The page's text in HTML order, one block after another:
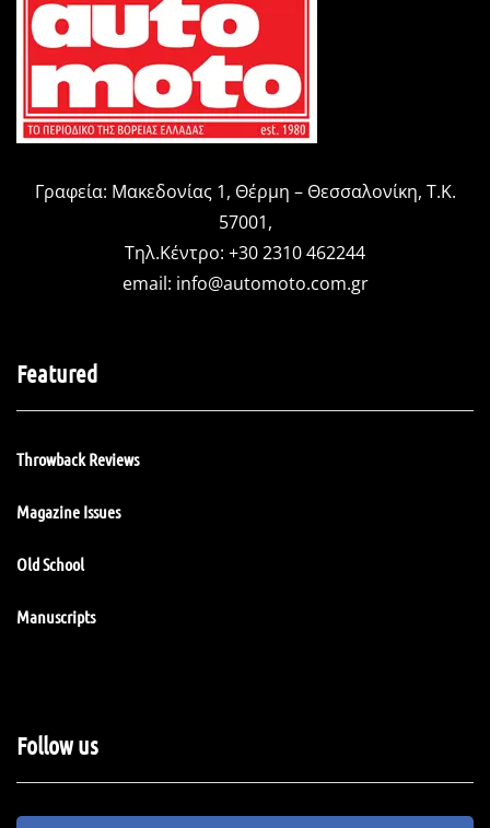
Γραφεία: Μακεδονίας 1, Θέρμη – Θεσσαλονίκη, Τ.Κ.
57001,
Τηλ.Κέντρο: +30 2310 462244
email: info@automoto.com.gr
Featured
Throwback Reviews
Magazine Issues
Old School
Manuscripts
Follow us